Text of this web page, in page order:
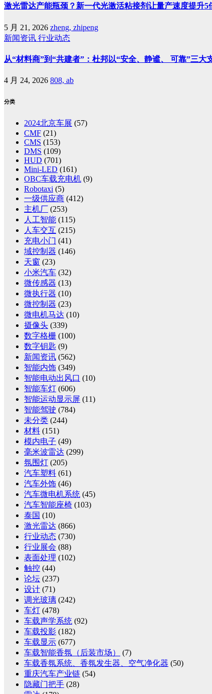
激光雷达产能瓶颈？新一代光激活粘接剂让量产速度提升5
5 月 21, 2026 zheng, zhipeng
新闻资讯 行业动态
从“材料商”到“共建者”：杜邦以“安全、静谧、 可靠”三大
4 月 24, 2026 808, ab
分类
2024北京车展 (57)
CMF (21)
CMS (153)
DMS (109)
HUD (701)
Mini-LED (161)
OBC车载充电机 (9)
Robotaxi (5)
一级供应商 (412)
主机厂 (253)
人工智能 (115)
人车交互 (215)
充电小门 (41)
域控制器 (146)
天窗 (23)
小米汽车 (32)
微传感器 (13)
微执行器 (10)
微控制器 (23)
微电机马达 (10)
摄像头 (339)
数字格栅 (100)
数字钥匙 (9)
新闻资讯 (562)
智能内饰 (349)
智能电动出风口 (10)
智能车灯 (606)
智能运动显示屏 (11)
智能驾驶 (784)
未分类 (244)
材料 (151)
模内电子 (49)
毫米波雷达 (299)
氛围灯 (205)
汽车塑料 (61)
汽车外饰 (46)
汽车微电机系统 (45)
汽车智能座椅 (103)
泰国 (10)
激光雷达 (866)
行业动态 (730)
行业展会 (88)
表面处理 (102)
触控 (44)
论坛 (237)
设计 (71)
调光玻璃 (242)
车灯 (478)
车载声学系统 (92)
车载投影 (182)
车载显示 (677)
车载智能香氛（后装市场）
(7)
车载香氛系统、香氛发生器、空气净化器 (50)
重庆汽车产业链 (54)
隐藏门把手 (28)